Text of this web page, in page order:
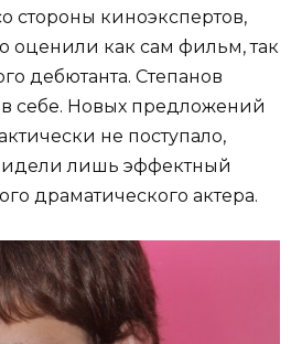
стороны киноэкспертов,
оценили как сам фильм, так
дебютанта. Степанов
в себе. Новых предложений
не поступало,
лишь эффектный
драматического актера.